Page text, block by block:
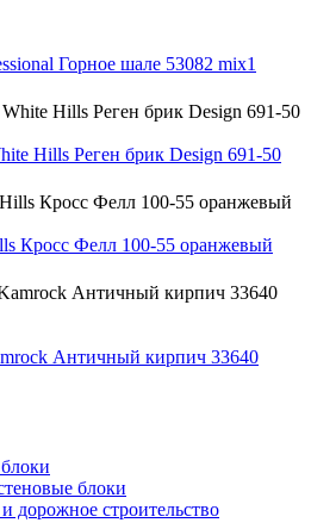
Горное шале 53082 mix1
Hills Реген брик Design 691-50
Кросс Фелл 100-55 оранжевый
Античный кирпич 33640
блоки
дорожное строительство